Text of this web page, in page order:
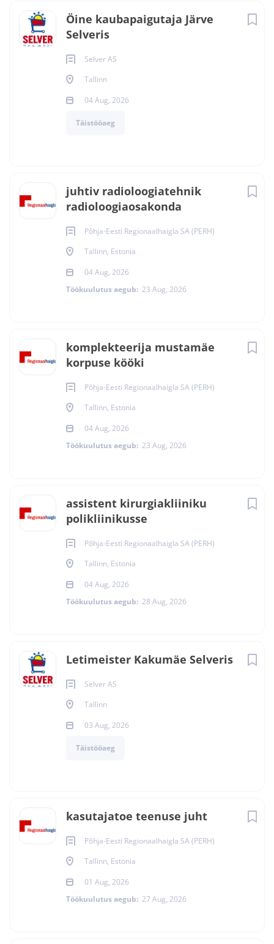
Öine kaubapaigutaja Järve
Selveris
Selver AS
Tallinn
04 Aug, 2026
Täistööaeg
juhtiv radioloogiatehnik
radioloogiaosakonda
Põhja-Eesti Regionaalhaigla SA (PERH)
Tallinn, Estonia
04 Aug, 2026
Töökuulutus aegub: 23 Aug, 2026
komplekteerija mustamäe
korpuse kööki
Põhja-Eesti Regionaalhaigla SA (PERH)
Tallinn, Estonia
04 Aug, 2026
Töökuulutus aegub: 23 Aug, 2026
assistent kirurgiakliiniku
polikliinikusse
Põhja-Eesti Regionaalhaigla SA (PERH)
Tallinn, Estonia
04 Aug, 2026
Töökuulutus aegub: 28 Aug, 2026
Letimeister Kakumäe Selveris
Selver AS
Tallinn
03 Aug, 2026
Täistööaeg
kasutajatoe teenuse juht
Põhja-Eesti Regionaalhaigla SA (PERH)
Tallinn, Estonia
01 Aug, 2026
Töökuulutus aegub: 27 Aug, 2026